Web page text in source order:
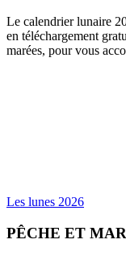
Le calendrier lunaire
en téléchargement
marées, pour vous
Les lunes 2026
PÊCHE ET